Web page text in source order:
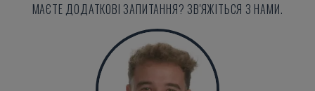
МАЄТЕ ДОДАТКОВІ ЗАПИТАННЯ? ЗВ'ЯЖІТЬСЯ З НАМИ.